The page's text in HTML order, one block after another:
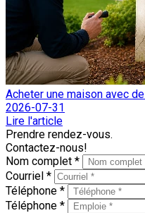
Acheter une maison avec
2026-07-31
Lire l'article
Prendre rendez-vous.
Contactez-nous!
Nom complet *
Courriel *
Téléphone *
Téléphone *